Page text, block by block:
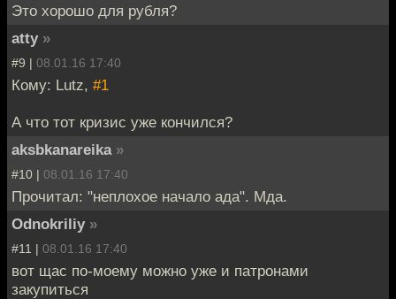
Это хорошо для рубля?
atty »
#9 | 08.01.16 17:40
Кому: Lutz, #1
А что тот кризис уже кончился?
aksbkanareika »
#10 | 08.01.16 17:40
Прочитал: "неплохое начало ада". Мда.
Odnokriliy »
#11 | 08.01.16 17:40
вот щас по-моему можно уже и патронами
закупиться